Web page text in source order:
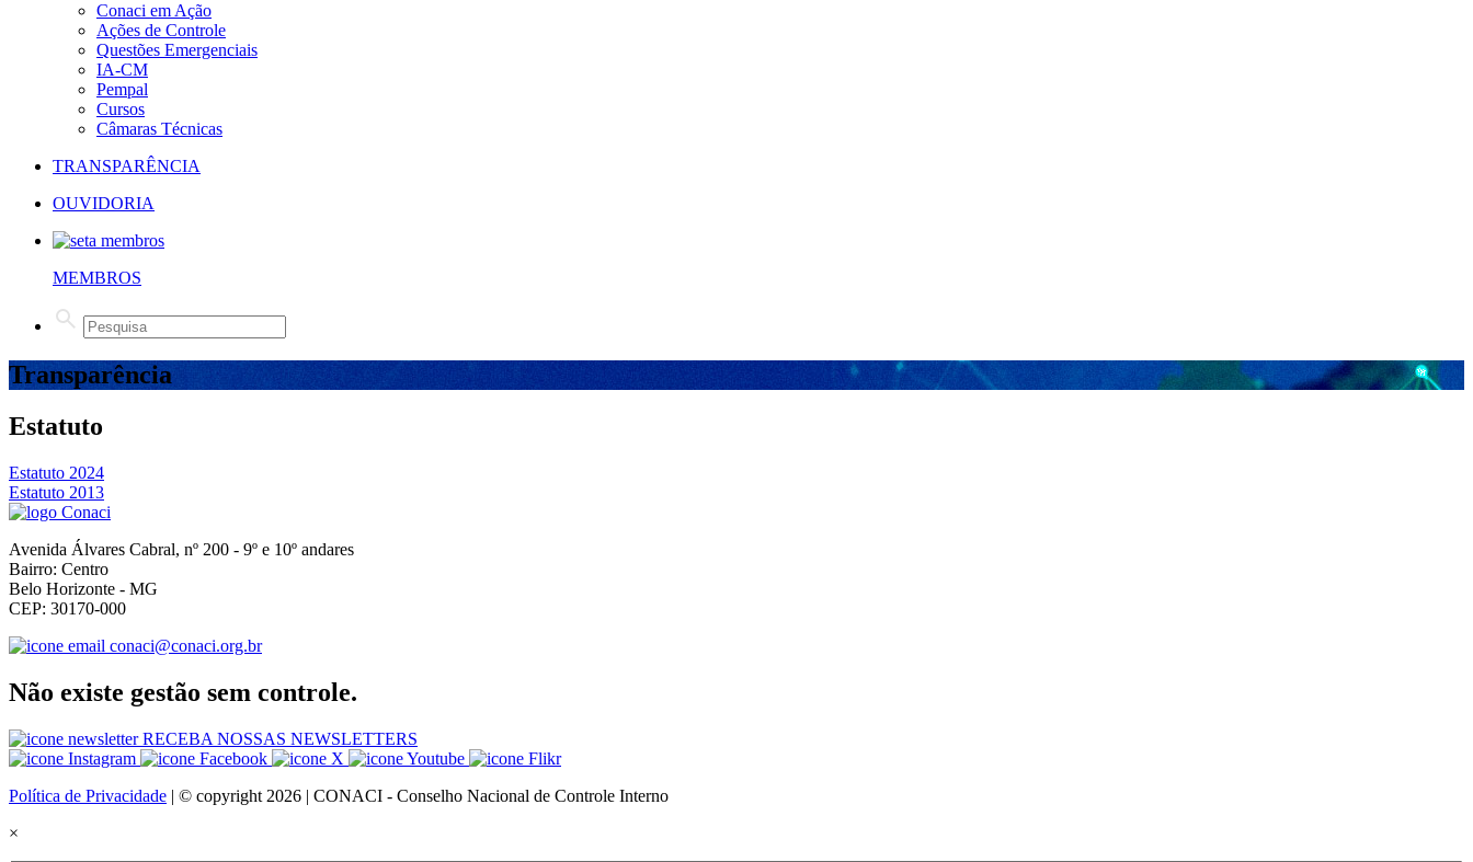
Conaci em Ação
Ações de Controle
Questões Emergenciais
IA-CM
Pempal
Cursos
Câmaras Técnicas
TRANSPARÊNCIA
OUVIDORIA
MEMBROS
Transparência
Estatuto
Estatuto 2024
Estatuto 2013
Avenida Álvares Cabral, nº 200 - 9º e 10º andares
Bairro: Centro
Belo Horizonte - MG
CEP: 30170-000
conaci@conaci.org.br
Não existe gestão sem controle.
RECEBA NOSSAS NEWSLETTERS
Política de Privacidade | © copyright 2026 | CONACI - Conselho Nacional de Controle Interno
×